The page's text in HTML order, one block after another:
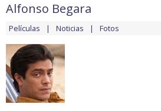
Alfonso Begara
Películas Noticias Fotos